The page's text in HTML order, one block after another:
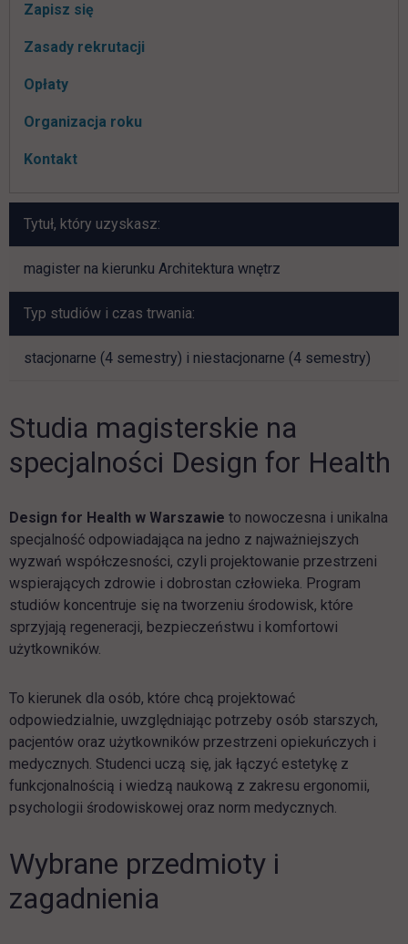
Zapisz się
Zasady rekrutacji
Opłaty
Organizacja roku
Kontakt
Tytuł, który uzyskasz:
magister na kierunku Architektura wnętrz
Typ studiów i czas trwania:
stacjonarne (4 semestry) i niestacjonarne (4 semestry)
Studia magisterskie na
specjalności Design for Health
Design for Health w Warszawie to nowoczesna i unikalna
specjalność odpowiadająca na jedno z najważniejszych
wyzwań współczesności, czyli projektowanie przestrzeni
wspierających zdrowie i dobrostan człowieka. Program
studiów koncentruje się na tworzeniu środowisk, które
sprzyjają regeneracji, bezpieczeństwu i komfortowi
użytkowników.
To kierunek dla osób, które chcą projektować
odpowiedzialnie, uwzględniając potrzeby osób starszych,
pacjentów oraz użytkowników przestrzeni opiekuńczych i
medycznych. Studenci uczą się, jak łączyć estetykę z
funkcjonalnością i wiedzą naukową z zakresu ergonomii,
psychologii środowiskowej oraz norm medycznych.
Wybrane przedmioty i
zagadnienia